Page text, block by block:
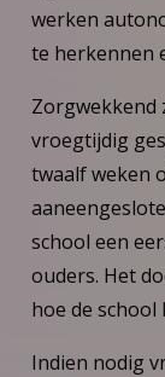
werken
te herkennen
Zorgwekkend
vroegtijdig
twaalf weken
school een
ouders. Het
hoe de
Indien nodig